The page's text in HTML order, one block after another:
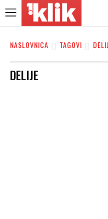
NASLOVNICA TAGOVI
DELIJE